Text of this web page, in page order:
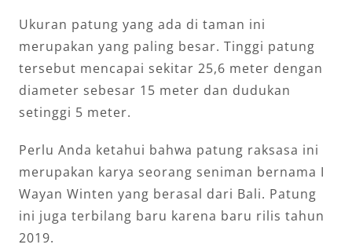
Ukuran patung yang ada di taman ini
merupakan yang paling besar. Tinggi patung
tersebut mencapai sekitar 25,6 meter dengan
diameter sebesar 15 meter dan dudukan
setinggi 5 meter.
Perlu Anda ketahui bahwa patung raksasa ini
merupakan karya seorang seniman bernama I
Wayan Winten yang berasal dari Bali. Patung
ini juga terbilang baru karena baru rilis tahun
2019.